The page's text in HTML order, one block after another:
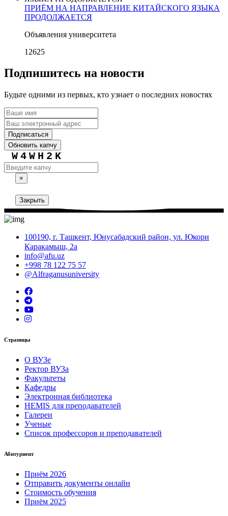
ПРИЁМ НА НАПРАВЛЕНИЕ КИТАЙСКОГО ЯЗЫКА
ПРОДОЛЖАЕТСЯ
Объявления университета
12625
Подпишитесь на новости
Будьте одними из первых, кто узнает о последних новостях
Подписаться
Обновить капчу
W4WH2K
×
Закрыть
100190, г. Ташкент, Юнусабадский район, ул. Юкори
Каракамыш, 2а
info@afu.uz
+998 78 122 75 57
@Alfraganusuniversity
Страницы
О ВУЗе
Ректор ВУЗа
Факультеты
Кафедры
Электронная библиотека
HEMIS для преподавателей
Галереи
Ученые
Список профессоров и преподавателей
Абитуриент
Приём 2026
Отправить документы онлайн
Стоимость обучения
Приём 2025